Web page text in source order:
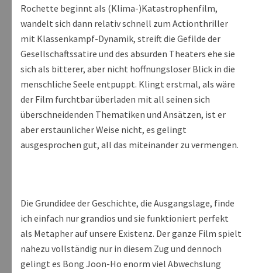
Rochette beginnt als (Klima-)Katastrophenfilm,
wandelt sich dann relativ schnell zum Actionthriller
mit Klassenkampf-Dynamik, streift die Gefilde der
Gesellschaftssatire und des absurden Theaters ehe sie
sich als bitterer, aber nicht hoffnungsloser Blick in die
menschliche Seele entpuppt. Klingt erstmal, als wäre
der Film furchtbar überladen mit all seinen sich
überschneidenden Thematiken und Ansätzen, ist er
aber erstaunlicher Weise nicht, es gelingt
ausgesprochen gut, all das miteinander zu vermengen.
Die Grundidee der Geschichte, die Ausgangslage, finde
ich einfach nur grandios und sie funktioniert perfekt
als Metapher auf unsere Existenz. Der ganze Film spielt
nahezu vollständig nur in diesem Zug und dennoch
gelingt es Bong Joon-Ho enorm viel Abwechslung